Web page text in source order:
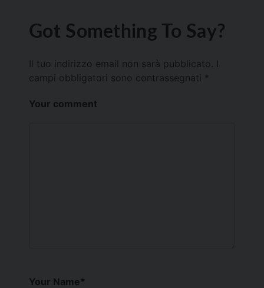
Got Something To Say?
Il tuo indirizzo email non sarà pubblicato.
campi obbligatori sono contrassegnati *
Your comment
Your Name*